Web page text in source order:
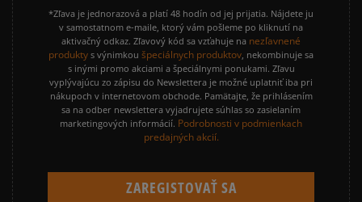
*Zľava je jednorazová a platí 48 hodín od jej prijatia. Nájdete ju
v samostatnom e-maile, ktorý vám pošleme po kliknutí na
aktivačný odkaz. Zľavový kód sa vzťahuje na nezľavnené
produkty s výnimkou špeciálnych produktov , nekombinuje sa
s inými promo akciami a špeciálnymi ponukami. Zľavu
vyplývajúcu zo zápisu do Newslettera je možné uplatniť iba pri
nákupoch v internetovom obchode. Pamätajte, že prihlásením
sa na odber newslettera vyjadrujete súhlas so zasielaním
marketingových informácií. Podrobnosti v podmienkach
predajných akcií.